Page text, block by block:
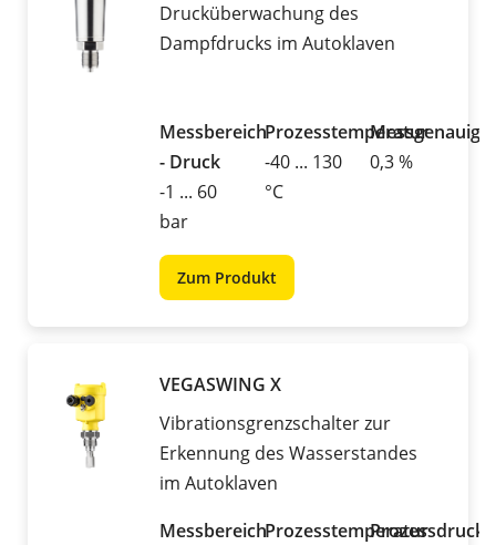
Drucküberwachung des
Dampfdrucks im Autoklaven
Messbereich
- Druck
-1 ... 60
bar
Prozesstemperatur
-40 ... 130
°C
0,3 %
Zum Produkt
VEGASWING X
Vibrationsgrenzschalter zur
Erkennung des Wasserstandes
im Autoklaven
MessbereichProzesstemperatur
Prozessdruck